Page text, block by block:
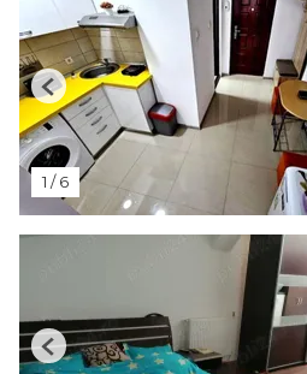
1 /6
Previous
Previous